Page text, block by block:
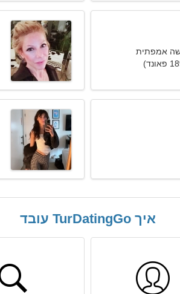
אמפתית
איך TurDatingGo עובד